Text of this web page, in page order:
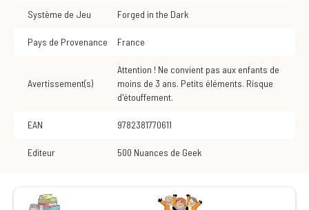
Système de Jeu Forged in the Dark
Pays de Provenance France
Avertissement(s)
Attention ! Ne convient pas aux enfants de
moins de 3 ans. Petits éléments. Risque
d'étouffement.
EAN 9782381770611
Editeur 500 Nuances de Geek